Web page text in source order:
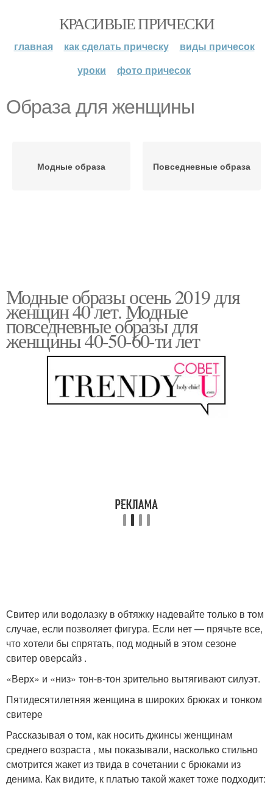
КРАСИВЫЕ ПРИЧЕСКИ
главная как сделать прическу
виды причесок
уроки
фото причесок
Образа для женщины
Модные образа Повседневные образа
Модные образы осень 2019 для
женщин 40 лет. Модные
повседневные образы для
женщины 40-50-60-ти лет
Свитер или водолазку в обтяжку надевайте только в том
случае, если позволяет фигура. Если нет — прячьте все,
что хотели бы спрятать, под модный в этом сезоне
свитер оверсайз .
«Верх» и «низ» тон-в-тон зрительно вытягивают силуэт.
Пятидесятилетняя женщина в широких брюках и тонком
свитере
Рассказывая о том, как носить джинсы женщинам
среднего возраста , мы показывали, насколько стильно
смотрится жакет из твида в сочетании с брюками из
денима. Как видите, к платью такой жакет тоже подходит: